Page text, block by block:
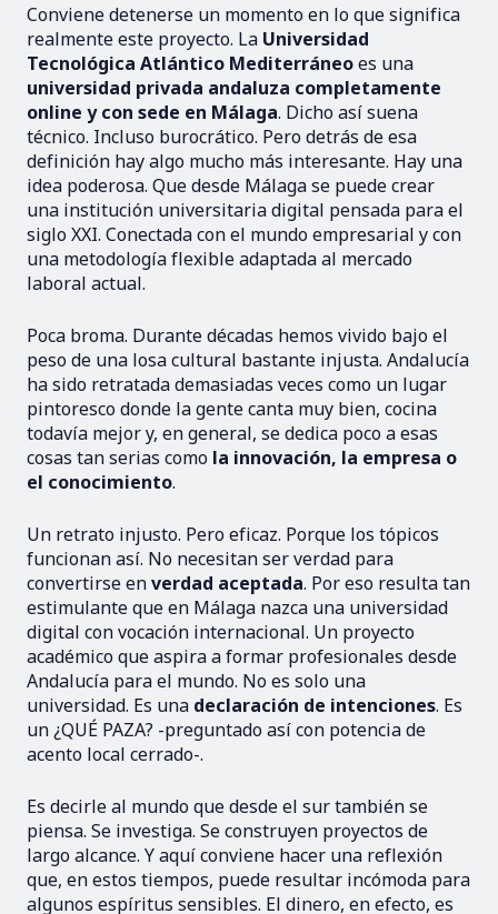
Conviene detenerse un momento en lo que significa
realmente este proyecto. La Universidad
Tecnológica Atlántico Mediterráneoes una
universidad privada andaluza completamente
online y con sede en Málaga. Dicho así suena
técnico. Incluso burocrático. Pero detrás de esa
definición hay algo mucho más interesante. Hay una
idea poderosa. Que desde Málaga se puede crear
una institución universitaria digital pensada para el
siglo XXI. Conectada con el mundo empresarial y con
una metodología flexible adaptada al mercado
laboral actual.
Poca broma. Durante décadas hemos vivido bajo el
peso de una losa cultural bastante injusta. Andalucía
ha sido retratada demasiadas veces como un lugar
pintoresco donde la gente canta muy bien, cocina
todavía mejor y, en general, se dedica poco a esas
cosas tan serias como la innovación, la empresa o
el conocimiento.
Un retrato injusto. Pero eficaz. Porque los tópicos
funcionan así. No necesitan ser verdad para
convertirse enverdad aceptada. Por eso resulta tan
estimulante que en Málaga nazca una universidad
digital con vocación internacional. Un proyecto
académico que aspira a formar profesionales desde
Andalucía para el mundo. No es solo una
universidad. Es una declaración de intenciones. Es
un ¿QUÉ PAZA? -preguntado así con potencia de
acento local cerrado-.
Es decirle al mundo que desde el sur también se
piensa. Se investiga. Se construyen proyectos de
largo alcance. Y aquí conviene hacer una reflexión
que, en estos tiempos, puede resultar incómoda para
algunos espíritus sensibles. El dinero, en efecto, es